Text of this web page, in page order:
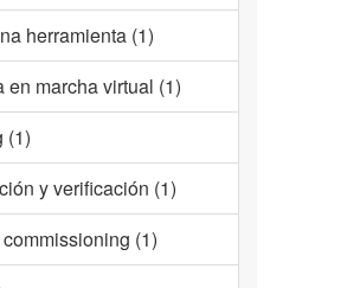
herramienta (1)
en marcha virtual (1)
(1)
y verificación (1)
(1)